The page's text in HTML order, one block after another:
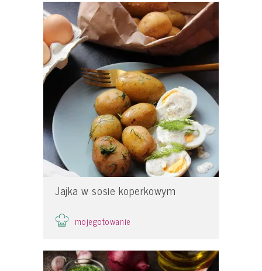
Jajka w sosie koperkowym
mojegotowanie